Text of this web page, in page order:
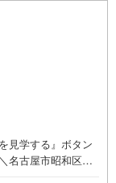
見学する』ボタン
名古屋市昭和区、